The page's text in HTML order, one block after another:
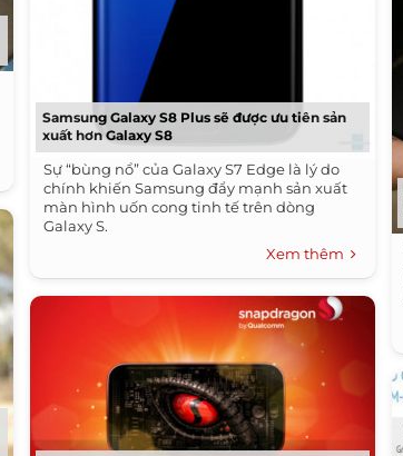
Samsung Galaxy S8 Plus sẽ được ưu tiên sản
xuất hơn Galaxy S8
Sự “bùng nổ” của Galaxy S7 Edge là lý do
chính khiến Samsung đẩy mạnh sản xuất
màn hình uốn cong tinh tế trên dòng
Galaxy S.
Xem thêm